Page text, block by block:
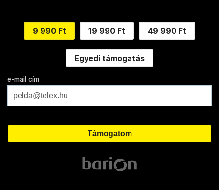
9 990 Ft 19 990 Ft 49 990 Ft
Egyedi támogatás
e-mail cím